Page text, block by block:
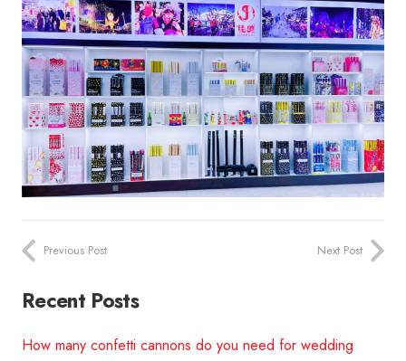
Previous Post Next Post
Recent Posts
How many confetti cannons do you need for wedding